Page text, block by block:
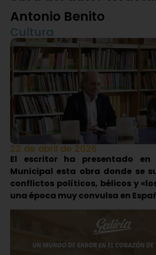
Antonio Benito
Cultura
22 de abril de 2026
El escritor ha presentado en
Municipal esta obra donde se
conflictos políticos, bélicos y
una época muy convulsa en